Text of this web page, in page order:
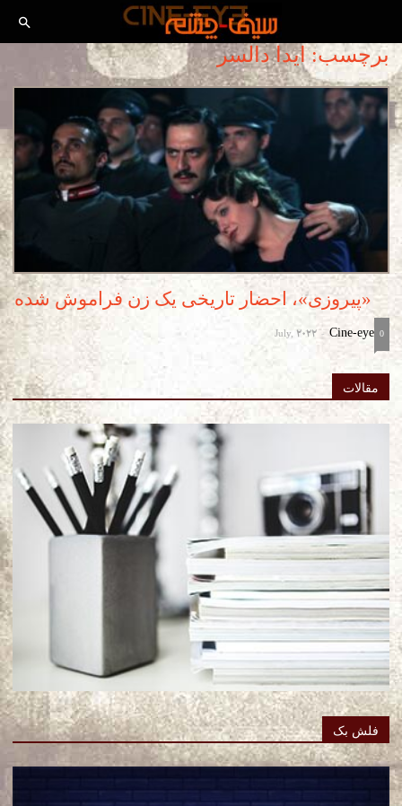
برچسب: ایدا دالسر
«پیروزی»، احضار تاریخی یک زن فراموش شده
Cine-eye
-
July, 2022 0
مقالات
فلش بک